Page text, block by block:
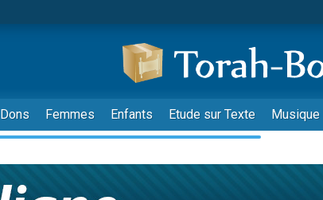
Dons Femmes Enfants Etude sur Texte Musique